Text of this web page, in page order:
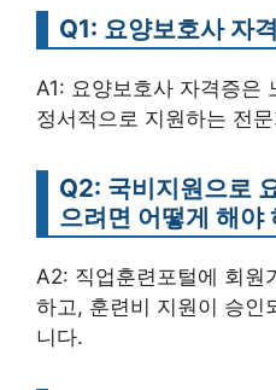
Q1: 요양보호사 자
A1: 요양보호사 자격증은
정서적으로 지원하는 전
Q2: 국비지원으로
으려면 어떻게 해야
A2: 직업훈련포털에 회원
하고, 훈련비 지원이 승인
니다.